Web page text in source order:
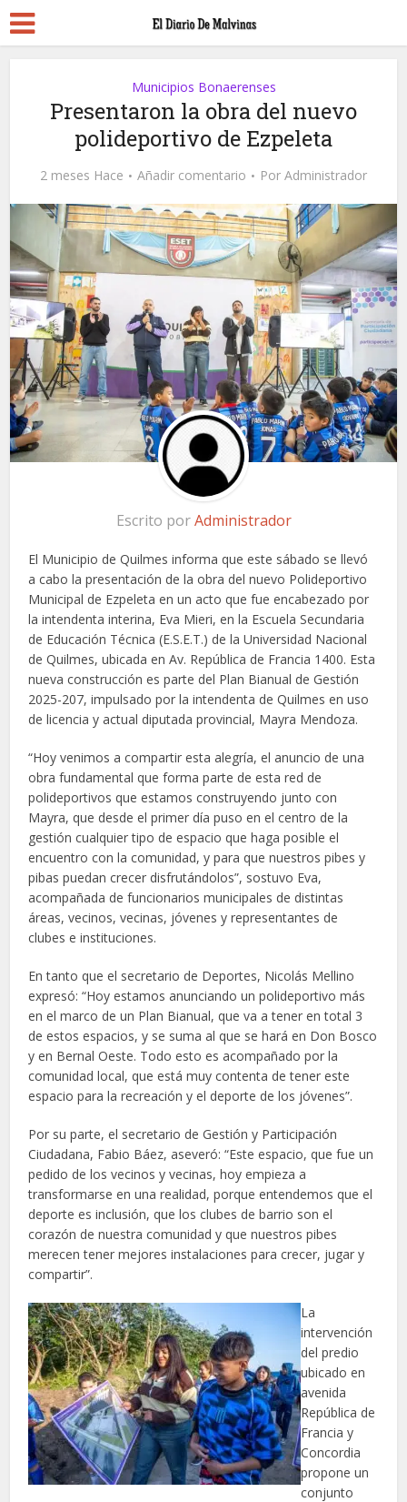
Municipios Bonaerenses
Presentaron la obra del nuevo
polideportivo de Ezpeleta
2 meses Hace Añadir comentario Por Administrador
Escrito porAdministrador
El Municipio de Quilmes informa que este sábado se llevó
a cabo la presentación de la obra del nuevo Polideportivo
Municipal de Ezpeleta en un acto que fue encabezado por
la intendenta interina, Eva Mieri, en la Escuela Secundaria
de Educación Técnica (E.S.E.T.) de la Universidad Nacional
de Quilmes, ubicada en Av. República de Francia 1400. Esta
nueva construcción es parte del Plan Bianual de Gestión
2025-207, impulsado por la intendenta de Quilmes en uso
de licencia y actual diputada provincial, Mayra Mendoza.
“Hoy venimos a compartir esta alegría, el anuncio de una
obra fundamental que forma parte de esta red de
polideportivos que estamos construyendo junto con
Mayra, que desde el primer día puso en el centro de la
gestión cualquier tipo de espacio que haga posible el
encuentro con la comunidad, y para que nuestros pibes y
pibas puedan crecer disfrutándolos”, sostuvo Eva,
acompañada de funcionarios municipales de distintas
áreas, vecinos, vecinas, jóvenes y representantes de
clubes e instituciones.
En tanto que el secretario de Deportes, Nicolás Mellino
expresó: “Hoy estamos anunciando un polideportivo más
en el marco de un Plan Bianual, que va a tener en total 3
de estos espacios, y se suma al que se hará en Don Bosco
y en Bernal Oeste. Todo esto es acompañado por la
comunidad local, que está muy contenta de tener este
espacio para la recreación y el deporte de los jóvenes”.
Por su parte, el secretario de Gestión y Participación
Ciudadana, Fabio Báez, aseveró: “Este espacio, que fue un
pedido de los vecinos y vecinas, hoy empieza a
transformarse en una realidad, porque entendemos que el
deporte es inclusión, que los clubes de barrio son el
corazón de nuestra comunidad y que nuestros pibes
merecen tener mejores instalaciones para crecer, jugar y
compartir”.
La
intervención
del predio
ubicado en
avenida
República de
Francia y
Concordia
propone un
conjunto